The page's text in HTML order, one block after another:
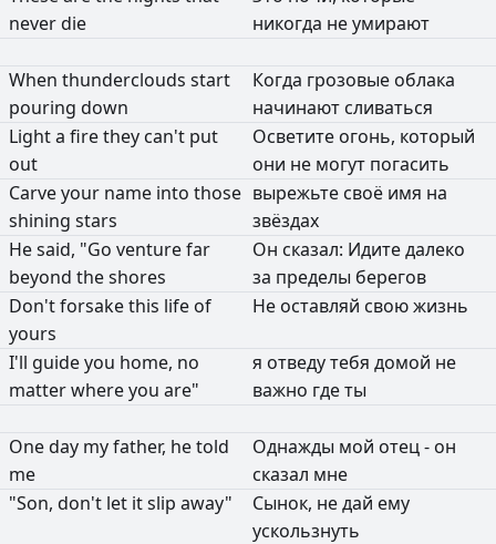
neverdie
никогда неумирают
When thunderclouds start
pouring down
Когда грозовые облака
начинают сливаться
Lighta firethey can't put
out
Осветите огонь, который
они не могут погасить
Carveyour name into those
shining stars
вырежьте своё имя на
звёздах
Hesaid, "Go venturefar
beyond theshores
Он сказал: Идитедалеко
за пределы берегов
Don'tforsakethis life of
yours
Не оставляй своюжизнь
I'll guideyou home, no
matterwhereyou are"
я отведутебя домой не
важно гдеты
Oneday myfather, hetold
me
Однажды мой отец- он
сказал мне
"Son, don't let itslip away" Сынок, недай ему
ускользнуть